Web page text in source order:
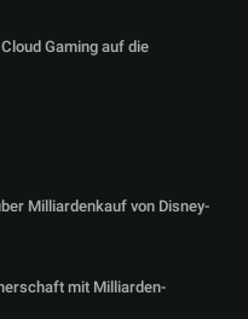
Gaming auf die
Milliardenkauf von Disney-
mit Milliarden-